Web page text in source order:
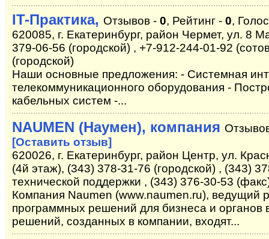
IT-Практика, Отзывов - 0, Рейтинг - 0,
620085, г. Екатеринбург, район Чермет, ул. 8
379-06-56 (городской) , +7-912-244-01-92
(городской)
Наши основные предложения: - Системная
телекоммуникационного оборудования -
кабельных систем -...
NAUMEN (Наумен), компания
[Оставить отзыв]
620026, г. Екатеринбург, район Центр, ул.
(4й этаж), (343) 378-31-76 (городской) , (343)
технической поддержки , (343) 376-30-53
Компания Naumen (www.naumen.ru), ведущий
программных решений для бизнеса и органов
решений, созданных в компании, входят...